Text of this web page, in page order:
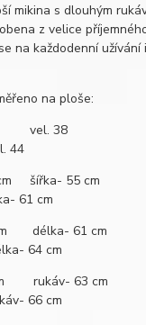
mikina s dlouhým
z velice
na každodenní užívání
na ploše:
vel. 38
53 cm šířka- 55
61 cm
cm délka- 61
64 cm
cm rukáv- 63
66 cm